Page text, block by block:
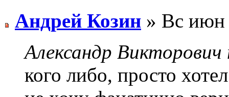
Андрей Козин » Вс июн
Александр Викторович
кого либо, просто